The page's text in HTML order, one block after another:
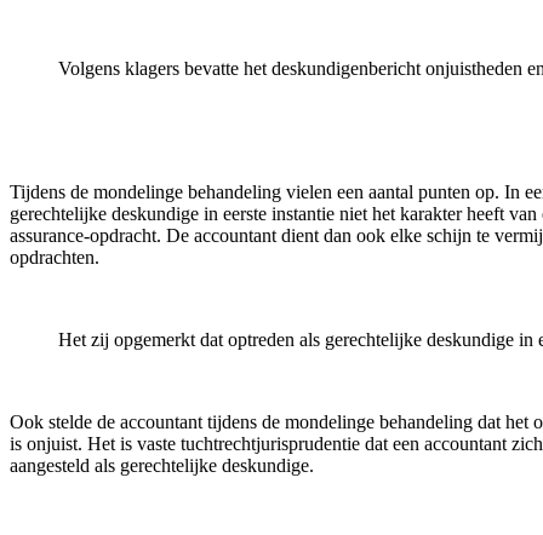
Volgens klagers bevatte het deskundigenbericht
Tijdens de mondelinge behandeling vielen een aantal punten op. In
gerechtelijke deskundige in eerste instantie niet het karakter heeft
assurance-opdracht. De accountant dient dan ook elke schijn te
opdrachten.
Het zij opgemerkt dat optreden als gerechtelijke deskundige in
Ook stelde de accountant tijdens de mondelinge behandeling dat
is onjuist. Het is vaste tuchtrechtjurisprudentie dat een accountant
aangesteld als gerechtelijke deskundige.